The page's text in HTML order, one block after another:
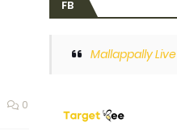
0
FB
Mallappally Live